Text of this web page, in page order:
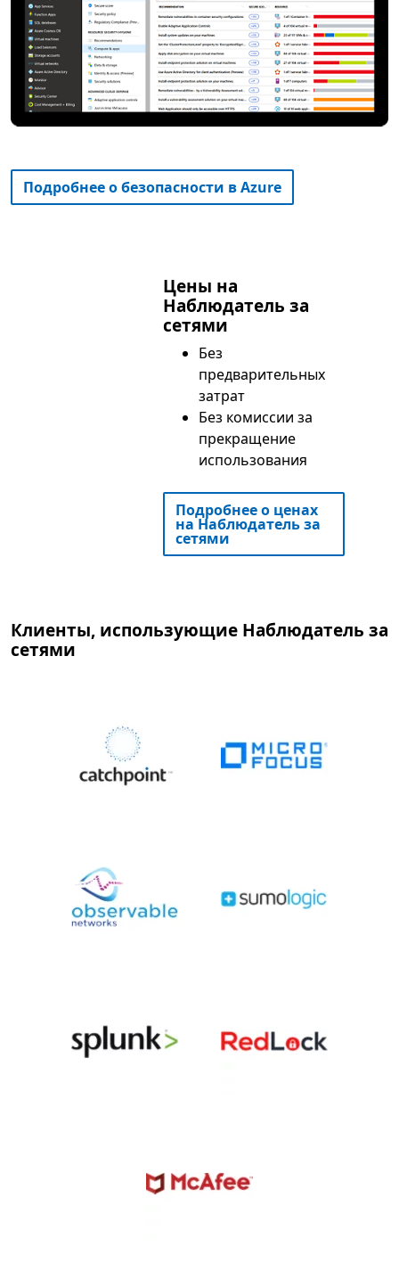
Подробнее о безопасности в Azure
Цены на
Наблюдатель за
сетями
Без
предварительных
затрат
Без комиссии за
прекращение
использования
Подробнее о ценах
на Наблюдатель за
сетями
Клиенты, использующие Наблюдатель за
сетями